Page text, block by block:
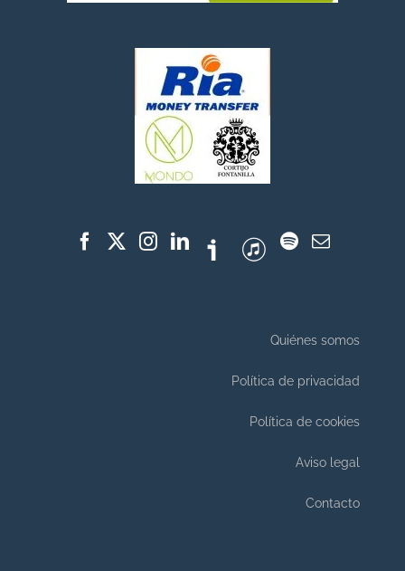
Quiénes somos
Política de privacidad
Política de cookies
Aviso legal
Contacto